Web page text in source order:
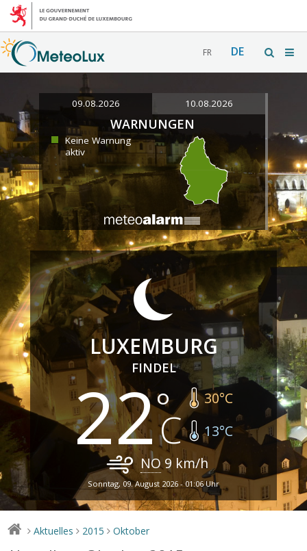
FR DE
09.08.2026 10.08.2026
WARNUNGEN
Keine Warnung
aktiv
LUXEMBURG
FINDEL
22 30°C
13°C
NO9 km/h
Sonntag, 09. August 2026 - 01:06 Uhr
> Aktuelles > 2015 > Oktober